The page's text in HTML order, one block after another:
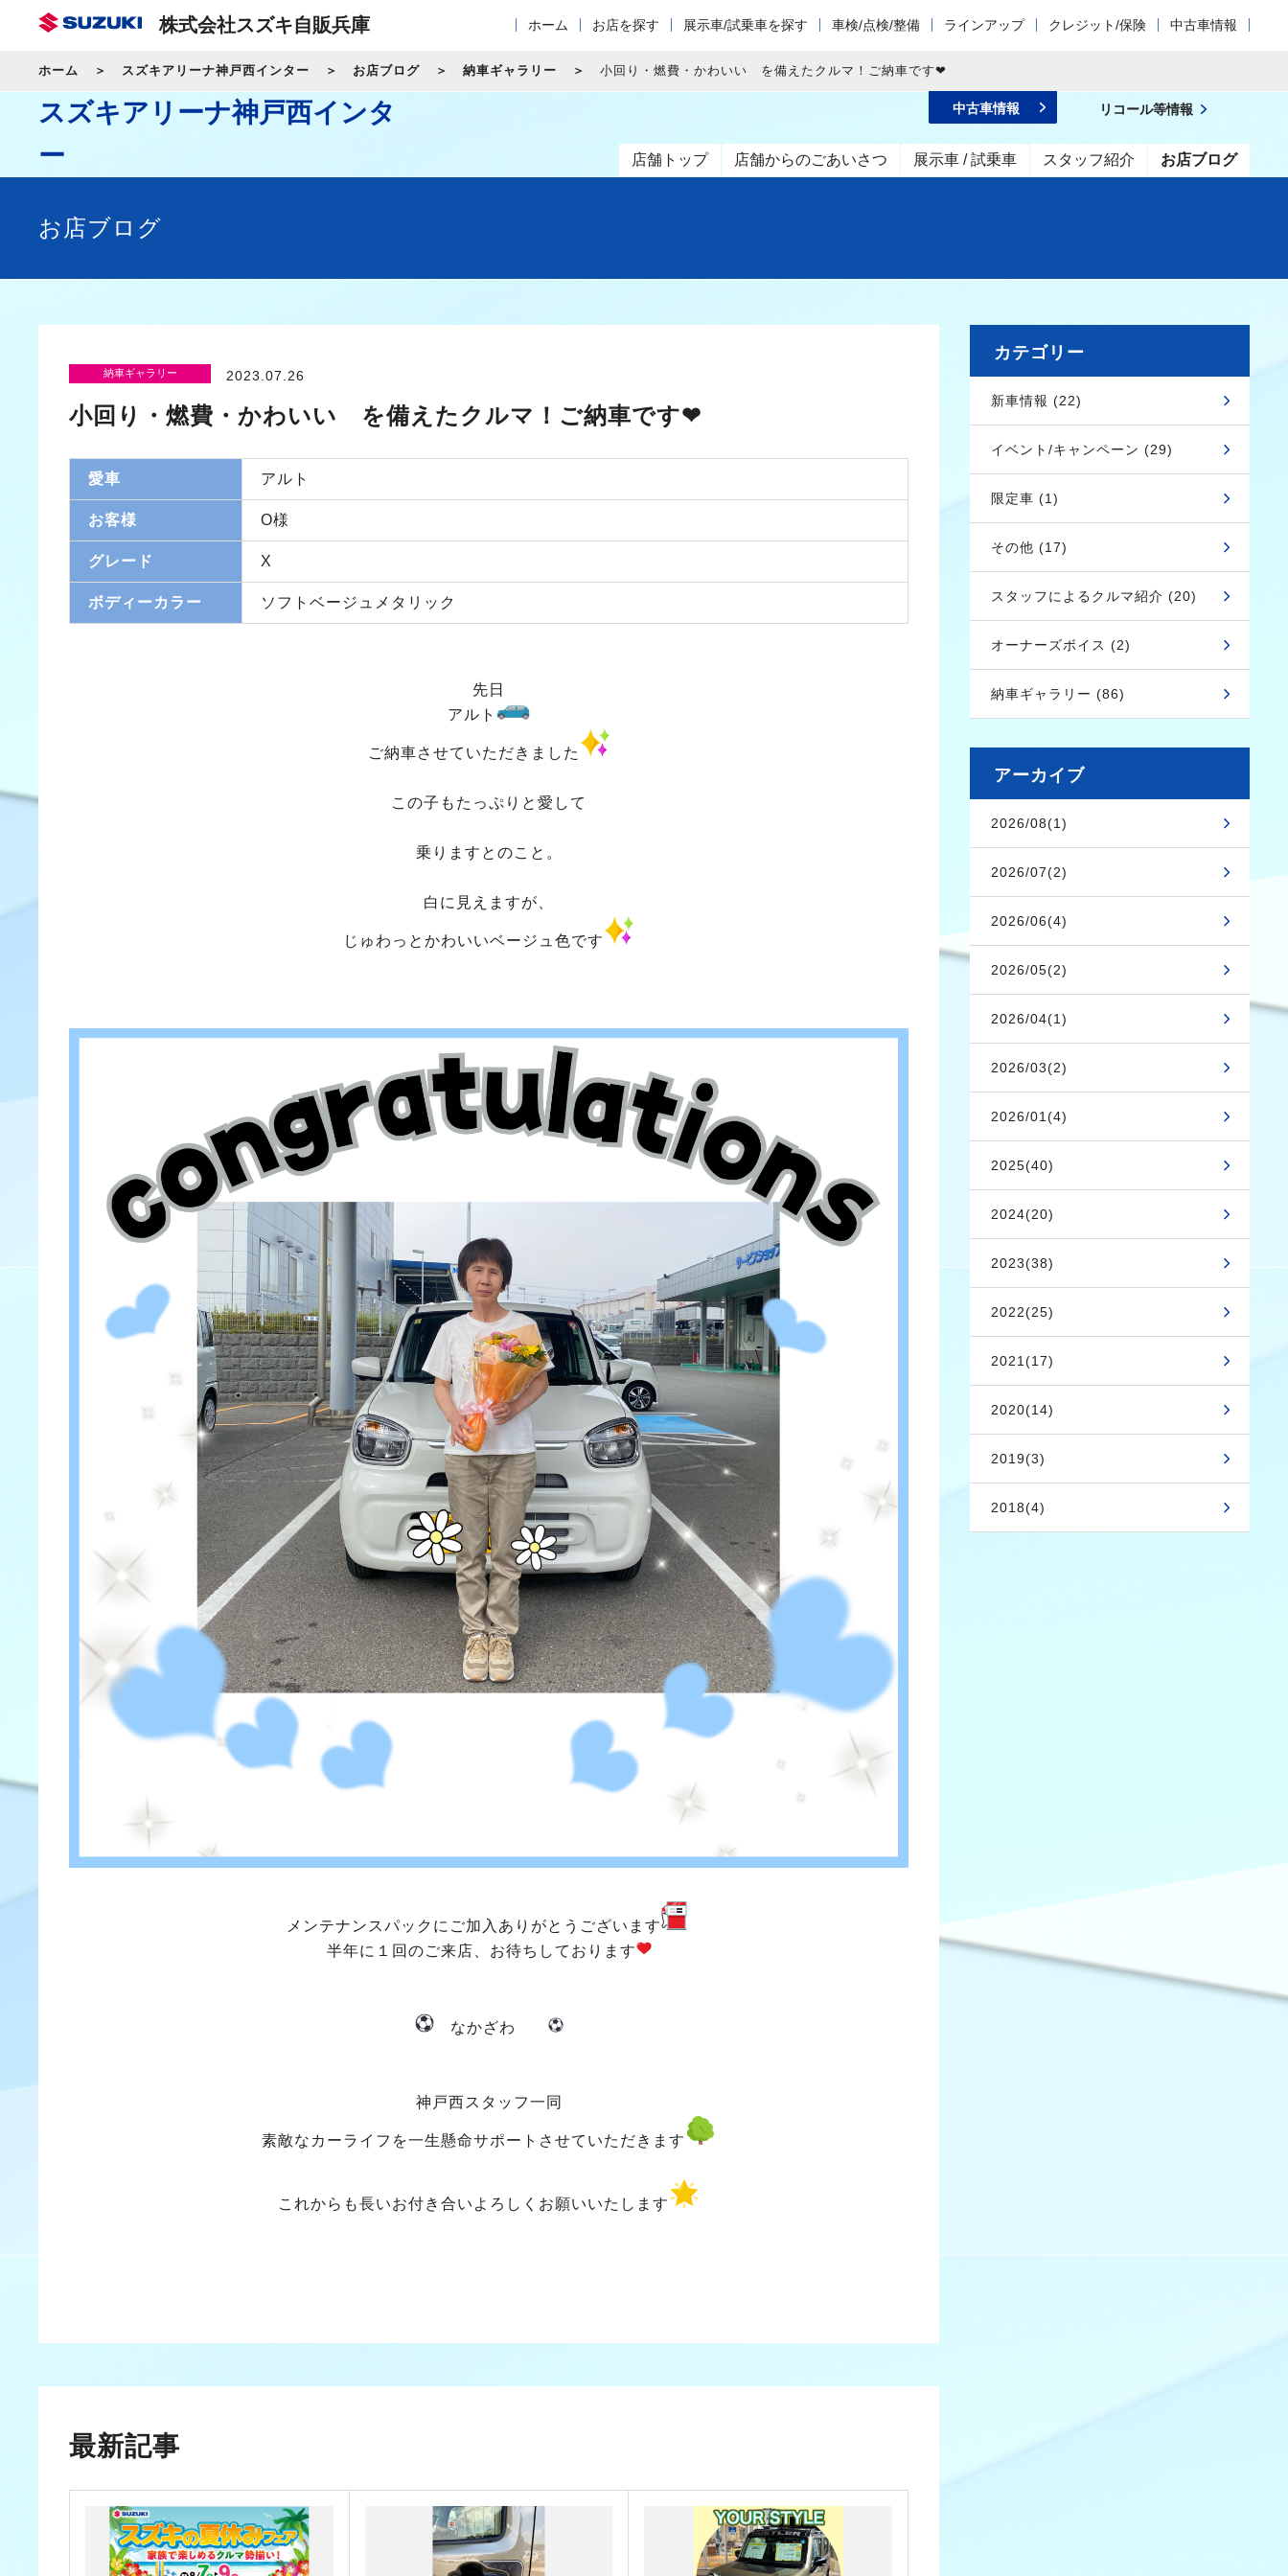
株式会社スズキ自販兵庫 ホーム お店を探す 展示車/試乗車を探す 車検/点検/整備 ラインアップ クレジット/保険 中古車情報
ホーム スズキアリーナ神戸西インター お店ブログ 納車ギャラリー 小回り・燃費・かわいい を備えたクルマ！ご納車です❤
スズキアリーナ神戸西インタ
ー
店舗トップ 店舗からのごあいさつ 展示車 / 試乗車 スタッフ紹介 お店ブログ
中古車情報 リコール等情報
お店ブログ
納車ギャラリー 2023.07.26
小回り・燃費・かわいい を備えたクルマ！ご納車です❤
愛車 アルト
お客様 O様
グレード X
ボディーカラー ソフトベージュメタリック
先日
アルト
ご納車させていただきました
この子もたっぷりと愛して
乗りますとのこと。
白に見えますが、
じゅわっとかわいいベージュ色です
メンテナンスパックにご加入ありがとうございます
半年に１回のご来店、お待ちしております
なかざわ
神戸西スタッフ一同
素敵なカーライフを一生懸命サポートさせていただきます
これからも長いお付き合いよろしくお願いいたします
最新記事
カテゴリー
新車情報 (22)
イベント/キャンペーン (29)
限定車 (1)
その他 (17)
スタッフによるクルマ紹介 (20)
オーナーズボイス (2)
納車ギャラリー (86)
アーカイブ
2026/08(1)
2026/07(2)
2026/06(4)
2026/05(2)
2026/04(1)
2026/03(2)
2026/01(4)
2025(40)
2024(20)
2023(38)
2022(25)
2021(17)
2020(14)
2019(3)
2018(4)